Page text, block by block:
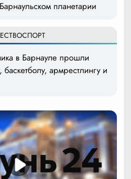
планетарии
СПОРТ
в Барнауле прошли
армрестлингу и